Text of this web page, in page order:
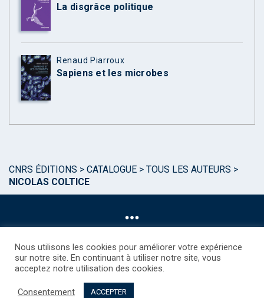
La disgrâce politique
Renaud Piarroux
Sapiens et les microbes
CNRS ÉDITIONS > CATALOGUE > TOUS LES AUTEURS >
NICOLAS COLTICE
©CNRS EDITIONS 2025
Droits étrangers / Foreign rights
Nous utilisons les cookies pour améliorer votre expérience
sur notre site. En continuant à utiliser notre site, vous
acceptez notre utilisation des cookies.
Consentement ACCEPTER